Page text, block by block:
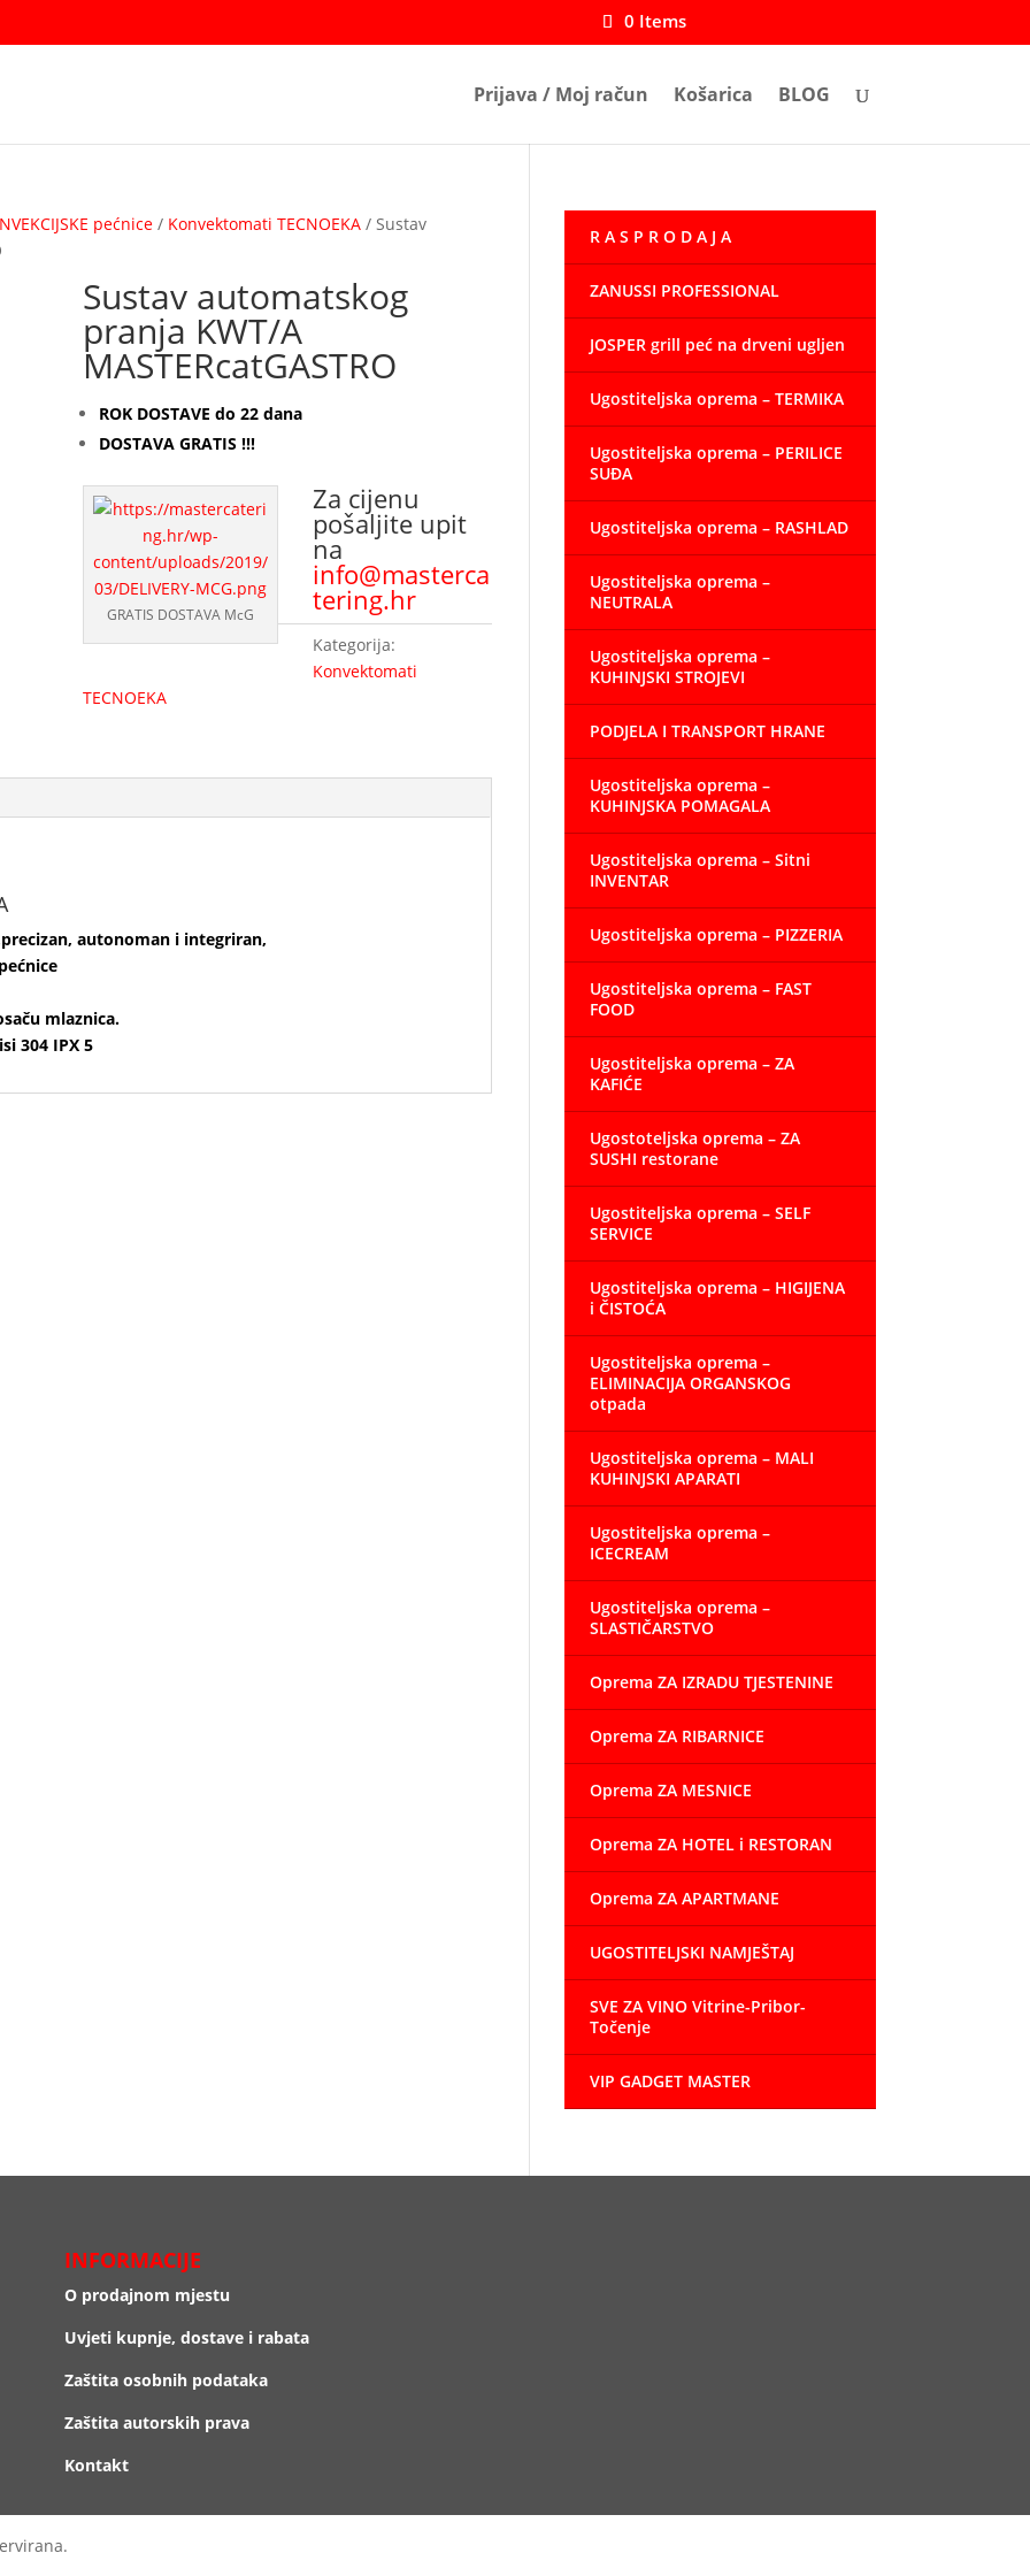
0 Items
Prijava / Moj račun Košarica BLOG
pećnice / Konvektomati TECNOEKA / Sustav
Sustav automatskog
pranja KWT/A
MASTERcatGASTRO
ROK DOSTAVE do 22 dana
DOSTAVA GRATIS !!!
GRATIS DOSTAVA McG
Za cijenu
pošaljite upit
na
info@masterca
tering.hr
Kategorija:
Konvektomati
TECNOEKA
autonoman i integriran,
mlaznica.
304 IPX 5
R A S P R O D A J A
ZANUSSI PROFESSIONAL
JOSPER grill peć na drveni ugljen
Ugostiteljska oprema – TERMIKA
Ugostiteljska oprema – PERILICE
SUĐA
Ugostiteljska oprema – RASHLAD
Ugostiteljska oprema –
NEUTRALA
Ugostiteljska oprema –
KUHINJSKI STROJEVI
PODJELA I TRANSPORT HRANE
Ugostiteljska oprema –
KUHINJSKA POMAGALA
Ugostiteljska oprema – Sitni
INVENTAR
Ugostiteljska oprema – PIZZERIA
Ugostiteljska oprema – FAST
FOOD
Ugostiteljska oprema – ZA
KAFIĆE
Ugostoteljska oprema – ZA
SUSHI restorane
Ugostiteljska oprema – SELF
SERVICE
Ugostiteljska oprema – HIGIJENA
i ČISTOĆA
Ugostiteljska oprema –
ELIMINACIJA ORGANSKOG
otpada
Ugostiteljska oprema – MALI
KUHINJSKI APARATI
Ugostiteljska oprema –
ICECREAM
Ugostiteljska oprema –
SLASTIČARSTVO
Oprema ZA IZRADU TJESTENINE
Oprema ZA RIBARNICE
Oprema ZA MESNICE
Oprema ZA HOTEL i RESTORAN
Oprema ZA APARTMANE
UGOSTITELJSKI NAMJEŠTAJ
SVE ZA VINO Vitrine-Pribor-
Točenje
VIP GADGET MASTER
INFORMACIJE
O prodajnom mjestu
Uvjeti kupnje, dostave i rabata
Zaštita osobnih podataka
Zaštita autorskih prava
Kontakt